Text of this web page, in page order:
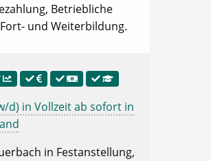
Betriebliche
und Weiterbildung.
d) in Vollzeit ab sofort in
in Festanstellung,